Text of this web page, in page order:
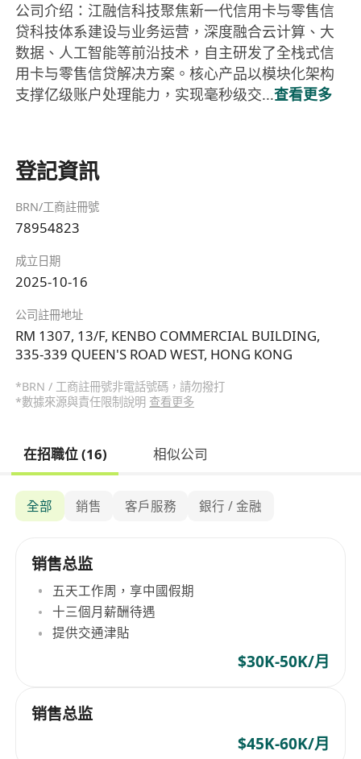
公司介绍：江融信科技聚焦新一代信用卡与零售信
贷科技体系建设与业务运营，深度融合云计算、大
数据、人工智能等前沿技术，自主研发了全栈式信
用卡与零售信贷解决方案。核心产品以模块化架构
支撑亿级账户处理能力，实现毫秒级交...查看更多
登記資訊
BRN/工商註冊號
78954823
成立日期
2025-10-16
公司註冊地址
RM 1307, 13/F, KENBO COMMERCIAL BUILDING,
335-339 QUEEN'S ROAD WEST, HONG KONG
*BRN / 工商註冊號非電話號碼，請勿撥打
*數據來源與責任限制說明 查看更多
在招職位 (16) 相似公司
全部 銷售 客戶服務 銀行 / 金融
销售总监
五天工作周，享中國假期
十三個月薪酬待遇
提供交通津貼
$30K-50K/月
销售总监
$45K-60K/月